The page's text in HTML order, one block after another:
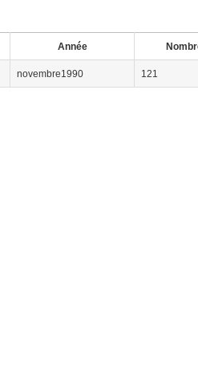
Année
novembre1990 121